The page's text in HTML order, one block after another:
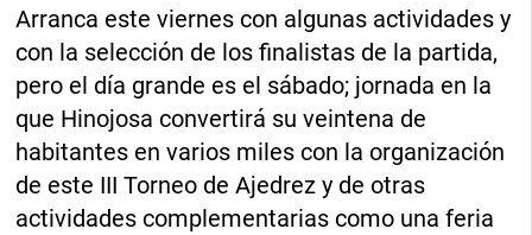
Arranca este viernes con algunas actividades y
con la selección de los finalistas de la partida,
pero el día grande es el sábado; jornada en la
que Hinojosa convertirá su veintena de
habitantes en varios miles con la organización
de este III Torneo de Ajedrez y de otras
actividades complementarias como una feria